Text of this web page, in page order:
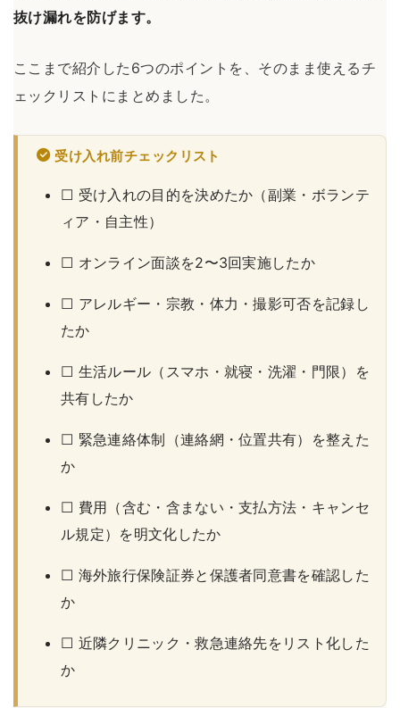
抜け漏れを防げます。
ここまで紹介した6つのポイントを、そのまま使えるチ
ェックリストにまとめました。
受け入れ前チェックリスト
☐ 受け入れの目的を決めたか（副業・ボランテ
ィア・自主性）
☐ オンライン面談を2〜3回実施したか
☐ アレルギー・宗教・体力・撮影可否を記録し
たか
☐ 生活ルール（スマホ・就寝・洗濯・門限）を
共有したか
☐ 緊急連絡体制（連絡網・位置共有）を整えた
か
☐ 費用（含む・含まない・支払方法・キャンセ
ル規定）を明文化したか
☐ 海外旅行保険証券と保護者同意書を確認した
か
☐ 近隣クリニック・救急連絡先をリスト化した
か